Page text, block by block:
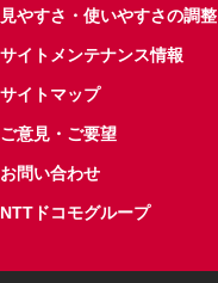
見やすさ・使いやすさの調整
サイトメンテナンス情報
サイトマップ
ご意見・ご要望
お問い合わせ
NTTドコモグループ